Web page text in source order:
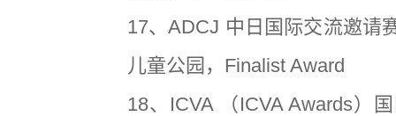
17、ADCJ 中日国际交流邀请
儿童公园，Finalist Award
18、ICVA （ICVA Awards）